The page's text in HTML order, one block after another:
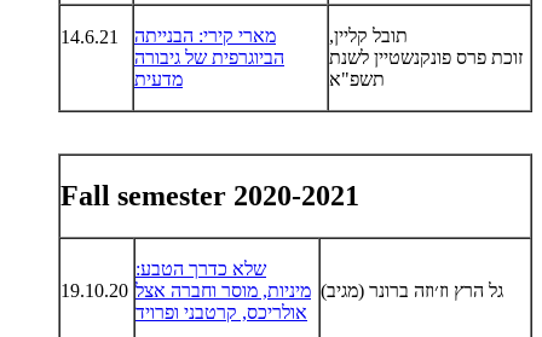
,תובל קליין
זוכת פרס פונקנשטיין לשנת
תשפ"א
מארי קירי: הבנייתה
הביוגרפית של גיבורה
מדעית
14.6.21
2020-2021 Fall semester
גל הרץ וז׳וזה ברונר (מגיב)
שלא כדרך הטבע:
מיניות, מוסר וחברה אצל
אולריכס, קרטבני ופרויד
19.10.20